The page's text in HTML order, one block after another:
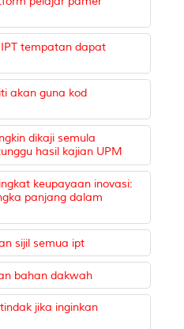
tempatan dapat
akan guna kod
dikaji semula
hasil kajian UPM
keupayaan inovasi:
panjang dalam
sijil semua ipt
bahan dakwah
jika inginkan